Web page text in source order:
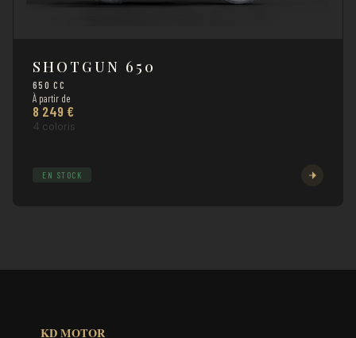
SHOTGUN 650
650 CC
À partir de
8 249 €
4 coloris
EN STOCK